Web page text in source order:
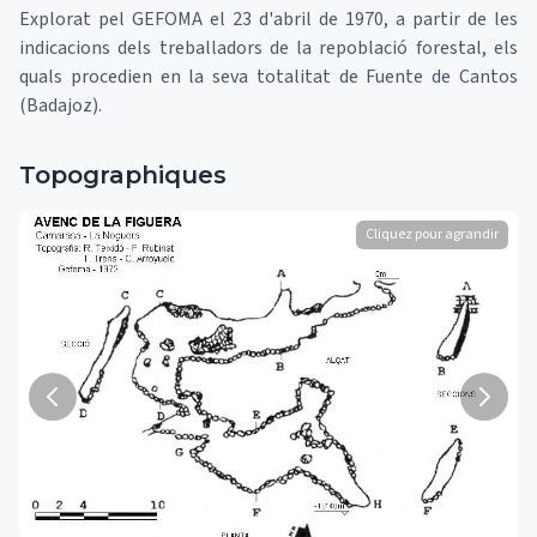
Explorat pel GEFOMA el 23 d'abril de 1970, a partir de les
indicacions dels treballadors de la repoblació forestal, els
quals procedien en la seva totalitat de Fuente de Cantos
(Badajoz).
Topographiques
Cliquez pour agrandir